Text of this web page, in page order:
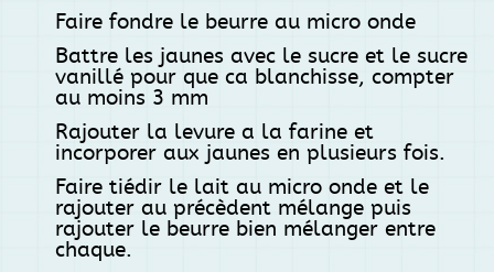
Faire fondre le beurre au micro onde
Battre les jaunes avec le sucre et le sucre
vanillé pour que ca blanchisse, compter
au moins 3 mm
Rajouter la levure a la farine et
incorporer aux jaunes en plusieurs fois.
Faire tiédir le lait au micro onde et le
rajouter au précèdent mélange puis
rajouter le beurre bien mélanger entre
chaque.